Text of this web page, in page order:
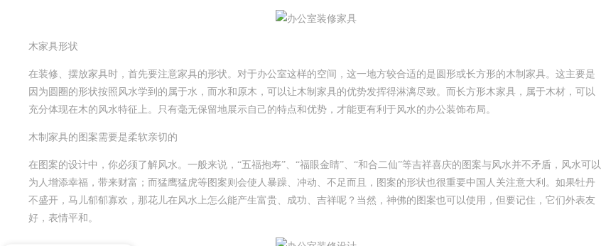
木家具形状
在装修、摆放家具时，首先要注意家具的形状。对于办公室这样的空间，这一地方较合适的是圆形或长方形的木制家具。这主要是
因为圆圈的形状按照风水学到的属于水，而水和原木，可以让木制家具的优势发挥得淋漓尽致。而长方形木家具，属于木材，可以
充分体现在木的风水特征上。只有毫无保留地展示自己的特点和优势，才能更有利于风水的办公装饰布局。
木制家具的图案需要是柔软亲切的
在图案的设计中，你必须了解风水。一般来说，“五福抱寿”、“福眼金睛”、“和合二仙”等吉祥喜庆的图案与风水并不矛盾，风水可以
为人增添幸福，带来财富；而猛鹰猛虎等图案则会使人暴躁、冲动、不足而且，图案的形状也很重要中国人关注意大利。如果牡丹
不盛开，马儿郁郁寡欢，那花儿在风水上怎么能产生富贵、成功、吉祥呢？当然，神佛的图案也可以使用，但要记住，它们外表友
好，表情平和。